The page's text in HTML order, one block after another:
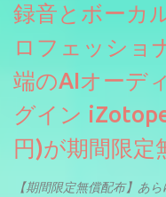
録音とボーカ
ロフェッショ
端のAIオーデ
グイン
円)が期間限定
【期間限定無償配布】あ